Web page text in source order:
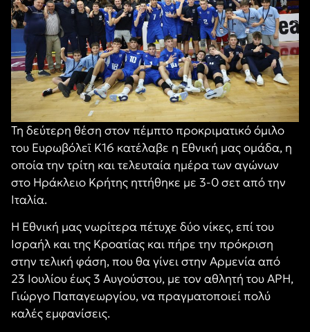
Τη δεύτερη θέση στον πέμπτο προκριματικό όμιλο
του Ευρωβόλεϊ Κ16 κατέλαβε η Εθνική μας ομάδα, η
οποία την τρίτη και τελευταία ημέρα των αγώνων
στο Ηράκλειο Κρήτης ηττήθηκε με 3-0 σετ από την
Ιταλία.
Η Εθνική μας νωρίτερα πέτυχε δύο νίκες, επί του
Ισραήλ και της Κροατίας και πήρε την πρόκριση
στην τελική φάση, που θα γίνει στην Αρμενία από
23 Ιουλίου έως 3 Αυγούστου, με τον αθλητή του ΑΡΗ,
Γιώργο Παπαγεωργίου, να πραγματοποιεί πολύ
καλές εμφανίσεις.